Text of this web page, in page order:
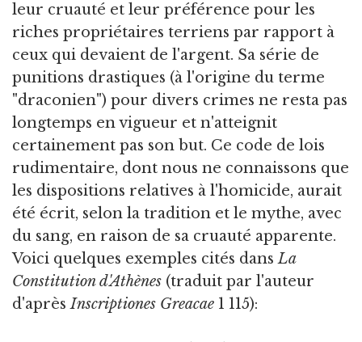
leur cruauté et leur préférence pour les
riches propriétaires terriens par rapport à
ceux qui devaient de l'argent. Sa série de
punitions drastiques (à l'origine du terme
"draconien") pour divers crimes ne resta pas
longtemps en vigueur et n'atteignit
certainement pas son but. Ce code de lois
rudimentaire, dont nous ne connaissons que
les dispositions relatives à l'homicide, aurait
été écrit, selon la tradition et le mythe, avec
du sang, en raison de sa cruauté apparente.
Voici quelques exemples cités dansLa
Constitution d'Athènes (traduit par l'auteur
d'aprèsInscriptiones Greacae 1 115):